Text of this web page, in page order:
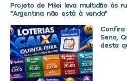
Projeto de Milei leva multidão às
“Argentina não está à venda”
Confira
Sena,
desta